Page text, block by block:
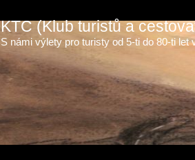
KTC (Klub turistů a
S námi výlety pro turisty od 5-ti do 80-ti let